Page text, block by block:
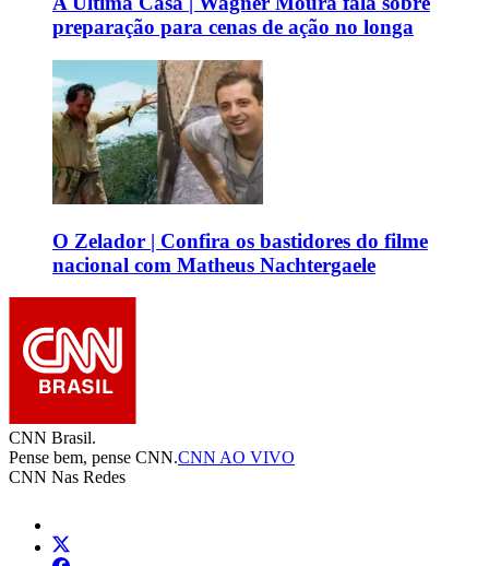
preparação para cenas de ação no longa
O Zelador | Confira os bastidores do filme
nacional com Matheus Nachtergaele
CNN Brasil.
Pense bem, pense CNN.CNN AO VIVO
CNN Nas Redes